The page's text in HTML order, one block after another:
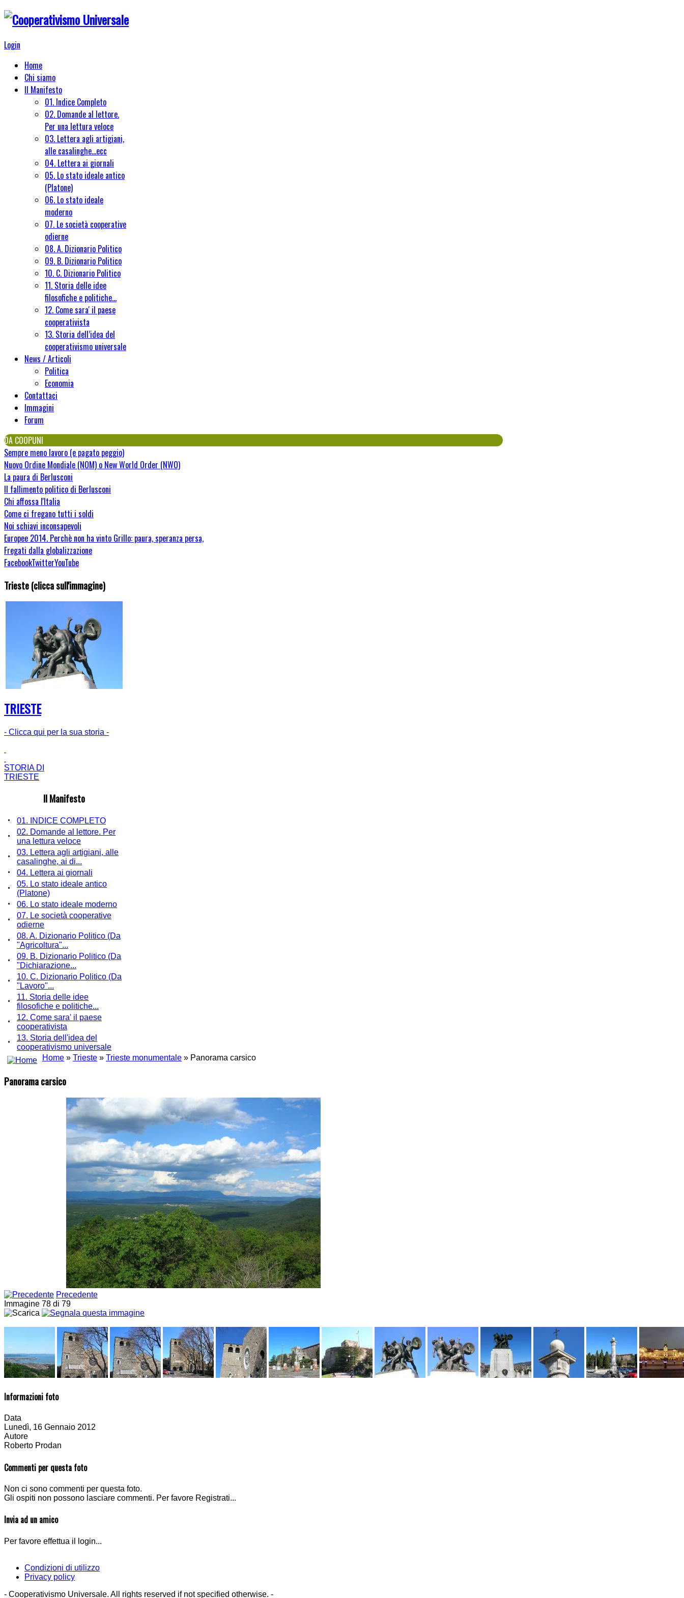
Login
Home
Chi siamo
Il Manifesto
01. Indice Completo
02. Domande al lettore.
Per una lettura veloce
03. Lettera agli artigiani,
alle casalinghe...ecc
04. Lettera ai giornali
05. Lo stato ideale antico
(Platone)
06. Lo stato ideale
moderno
07. Le società cooperative
odierne
08. A. Dizionario Politico
09. B. Dizionario Politico
10. C. Dizionario Politico
11. Storia delle idee
filosofiche e politiche...
12. Come sara' il paese
cooperativista
13. Storia dell’idea del
cooperativismo universale
News / Articoli
Politica
Economia
Contattaci
Immagini
Forum
DA COOPUNI
Sempre meno lavoro (e pagato peggio)
Nuovo Ordine Mondiale (NOM) o New World Order (NWO)
La paura di Berlusconi
Il fallimento politico di Berlusconi
Chi affossa l'Italia
Come ci fregano tutti i soldi
Noi schiavi inconsapevoli
Europee 2014. Perchè non ha vinto Grillo: paura, speranza persa,
Fregati dalla globalizzazione
FacebookTwitterYouTube
Trieste (clicca sull'immagine)
TRIESTE
- Clicca qui per la sua storia -
STORIA DI
TRIESTE
Il Manifesto
01. INDICE COMPLETO
02. Domande al lettore. Per
una lettura veloce
03. Lettera agli artigiani, alle
casalinghe, ai di...
04. Lettera ai giornali
05. Lo stato ideale antico
(Platone)
06. Lo stato ideale moderno
07. Le società cooperative
odierne
08. A. Dizionario Politico (Da
"Agricoltura"...
09. B. Dizionario Politico (Da
"Dichiarazione...
10. C. Dizionario Politico (Da
"Lavoro"...
11. Storia delle idee
filosofiche e politiche...
12. Come sara' il paese
cooperativista
13. Storia dell'idea del
cooperativismo universale
Home » Trieste » Trieste monumentale » Panorama carsico
Panorama carsico
Precedente
Immagine 78 di 79
Informazioni foto
Data
Lunedì, 16 Gennaio 2012
Autore
Roberto Prodan
Commenti per questa foto
Non ci sono commenti per questa foto.
Gli ospiti non possono lasciare commenti. Per favore Registrati...
Invia ad un amico
Per favore effettua il login...
Condizioni di utilizzo
Privacy policy
- Cooperativismo Universale. All rights reserved if not specified otherwise. -